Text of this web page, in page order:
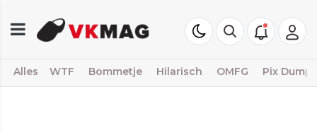
Alles WTF Bommetje Hilarisch OMFG Pix Dump